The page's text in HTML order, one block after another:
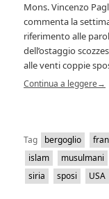
Mons. Vincenzo
commenta la
riferimento alle
dell’ostaggio
alle venti coppie
Continua a leggere→
Tag bergoglio
islam
musulmani
siria
sposi USA